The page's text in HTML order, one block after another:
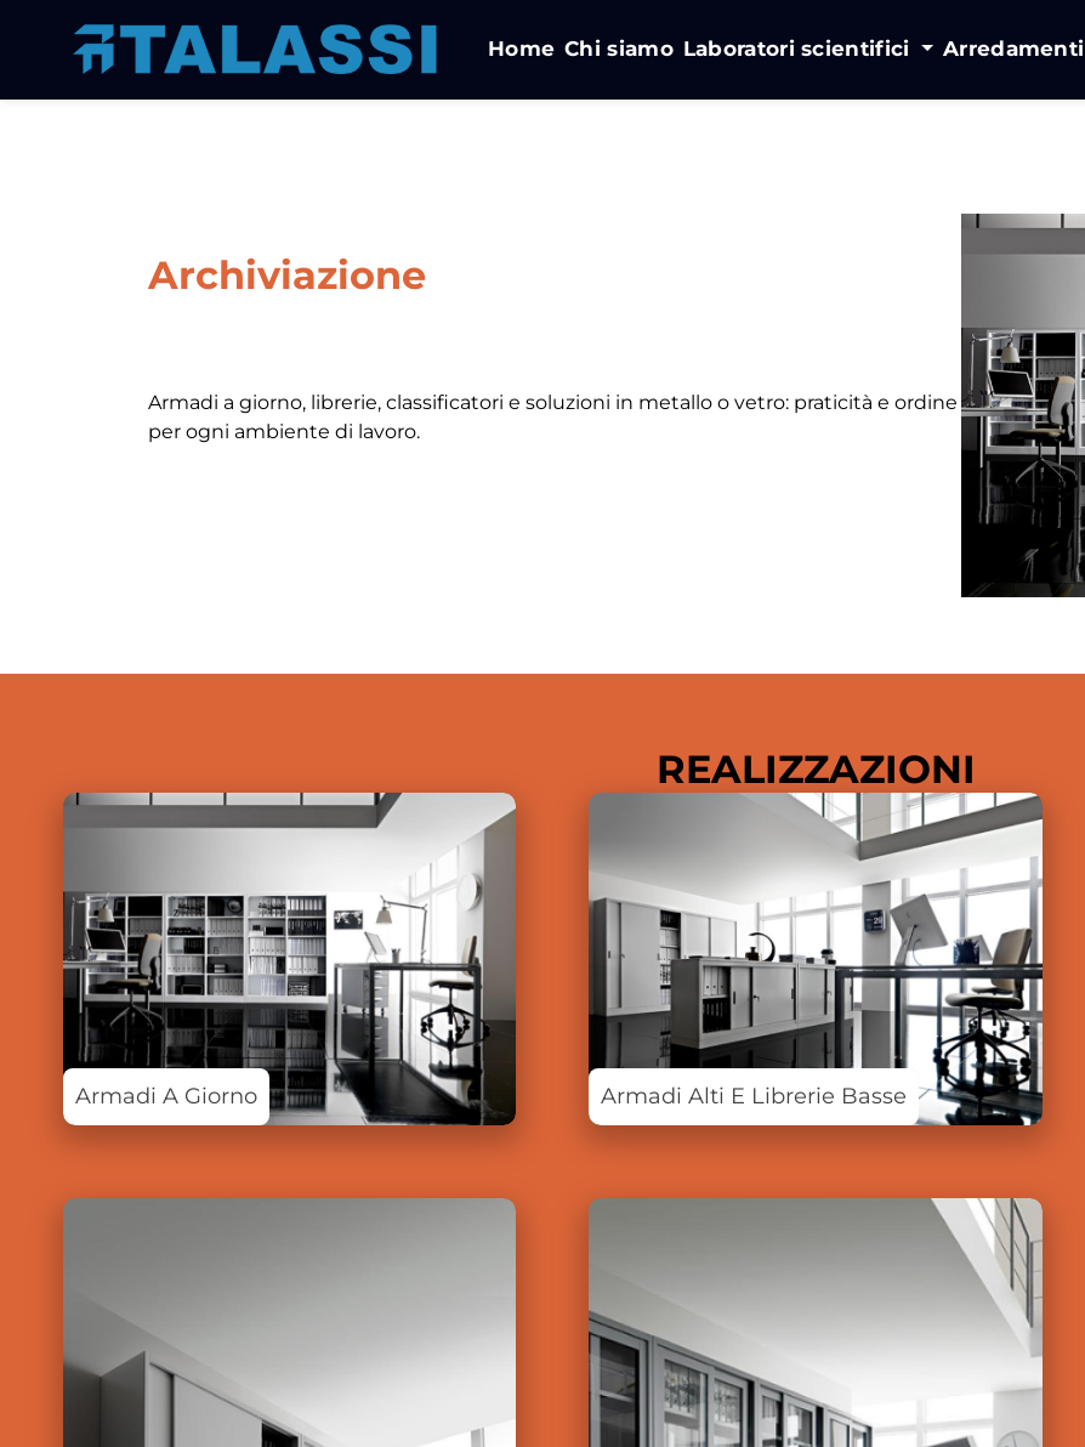
Home Chi siamo Laboratori scientifici Arredamenti
Archiviazione
Armadi a giorno, librerie, classificatori e soluzioni in metallo o vetro: praticità e ordine
per ogni ambiente di lavoro.
REALIZZAZIONI
Armadi A Giorno Armadi Alti E Librerie Basse